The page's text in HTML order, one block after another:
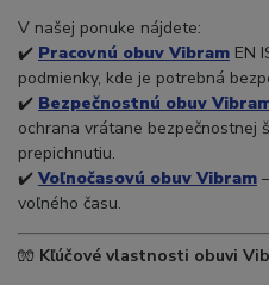
V našej ponuke nájdete:
✔️ Pracovnú obuv Vibram EN
podmienky, kde je potrebná
✔️ Bezpečnostnú obuv
ochrana vrátane bezpečnostnej
prepichnutiu.
✔️ Voľnočasovú obuv Vibram
voľného času.
🧤 Kľúčové vlastnosti obuvi